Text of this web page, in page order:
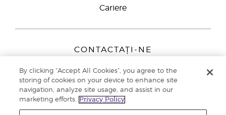
Cariere
CONTACTAȚI-NE
Peizerweg 97
9727 AJ Groningen
Netherlands
Înscriere Brand Partners0800 890113
By clicking “Accept All Cookies”, you agree to the
storing of cookies on your device to enhance site
navigation, analyze site usage, and assist in our
marketing efforts.
Privacy Policy